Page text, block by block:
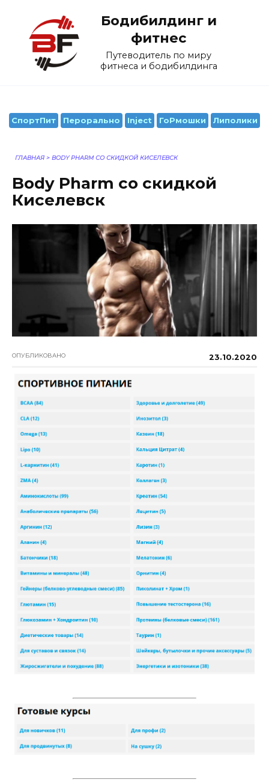
содержанию
Бодибилдинг и
фитнес
Путеводитель по миру
фитнеса и бодибилдинга
СпортПит Перорально Inject ГоРмошки Липолики
ГЛАВНАЯ > BODY PHARM СО СКИДКОЙ КИСЕЛЕВСК
Body Pharm со скидкой
Киселевск
ОПУБЛИКОВАНО 23.10.2020